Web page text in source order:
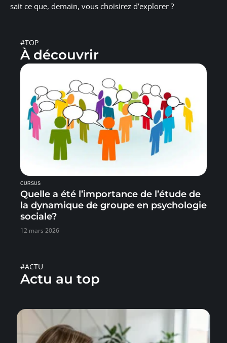
sait ce que, demain, vous choisirez d’explorer ?
#TOP
À découvrir
CURSUS
Quelle a été l’importance de l’étude de
la dynamique de groupe en psychologie
sociale?
12 mars 2026
#ACTU
Actu au top